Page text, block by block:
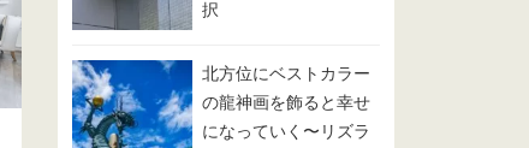
択
北方位にベストカラー
の龍神画を飾ると幸せ
になっていく〜リズラ